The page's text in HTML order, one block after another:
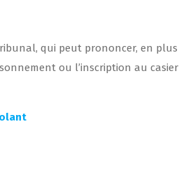
qui peut prononcer, en plus
ou l’inscription au casier